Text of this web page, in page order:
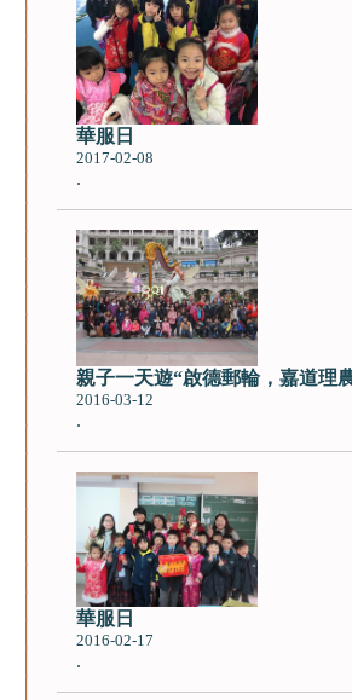
華服日
2017-02-08
.
親子一天遊“啟德郵輪，嘉道理
2016-03-12
.
華服日
2016-02-17
.